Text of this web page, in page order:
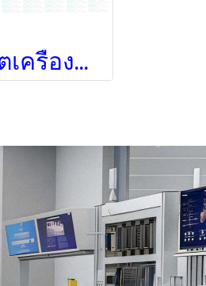
ชุดสาธิตเครื่องยนต์ไฮบริด